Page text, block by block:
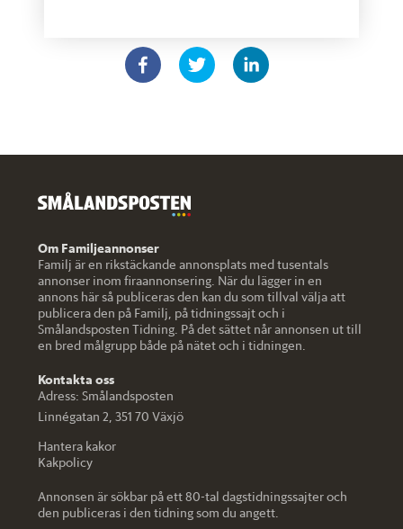
Om Familjeannonser
Familj är en rikstäckande annonsplats med tusentals
annonser inom firaannonsering. När du lägger in en
annons här så publiceras den kan du som tillval välja att
publicera den på Familj, på tidningssajt och i
Smålandsposten Tidning. På det sättet når annonsen ut till
en bred målgrupp både på nätet och i tidningen.
Kontakta oss
Adress:Smålandsposten
Linnégatan 2, 351 70 Växjö
Hantera kakor
Kakpolicy
Annonsen är sökbar på ett 80-tal dagstidningssajter och
den publiceras i den tidning som du angett.